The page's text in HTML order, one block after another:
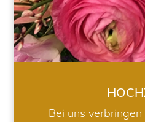
Bei uns